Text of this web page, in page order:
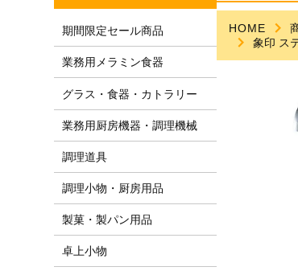
期間限定セール商品
業務用メラミン食器
グラス・食器・カトラリー
業務用厨房機器・調理機械
調理道具
調理小物・厨房用品
製菓・製パン用品
卓上小物
HOME
象印 ス